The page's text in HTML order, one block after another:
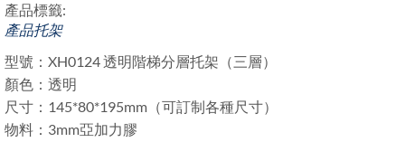
產品標籤:
產品托架
型號：XH0124 透明階梯分層托架（三層）
顏色：透明
尺寸：145*80*195mm（可訂制各種尺寸）
物料：3mm亞加力膠